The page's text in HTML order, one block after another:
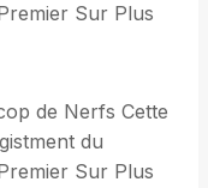
Sur Plus
de Nerfs Cette
du
Sur Plus